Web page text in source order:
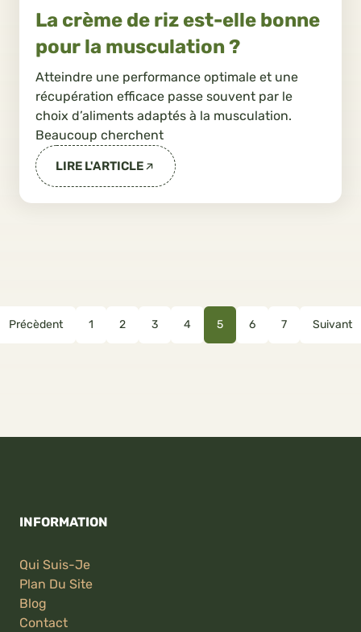
La crème de riz est-elle bonne
pour la musculation ?
Atteindre une performance optimale et une
récupération efficace passe souvent par le
choix d’aliments adaptés à la musculation.
Beaucoup cherchent
LIRE L'ARTICLE
Précèdent 1 2 3 4 5 6 7 Suivant
INFORMATION
Qui Suis-Je
Plan Du Site
Blog
Contact